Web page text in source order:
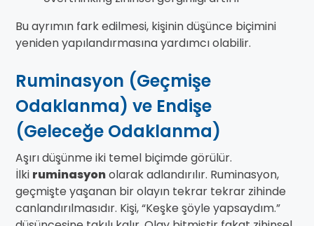
Bu ayrımın fark edilmesi, kişinin düşünce biçimini
yeniden yapılandırmasına yardımcı olabilir.
Ruminasyon (Geçmişe
Odaklanma) ve Endişe
(Geleceğe Odaklanma)
Aşırı düşünme iki temel biçimde görülür.
İlki ruminasyonolarak adlandırılır. Ruminasyon,
geçmişte yaşanan bir olayın tekrar tekrar zihinde
canlandırılmasıdır. Kişi, “Keşke şöyle yapsaydım.”